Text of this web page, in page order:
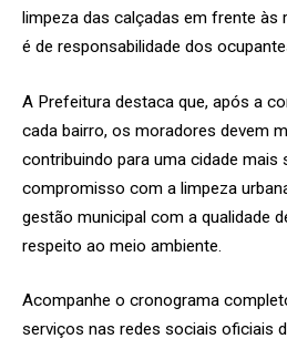
limpeza das calçadas em frente às
é de responsabilidade dos
A Prefeitura destaca que, após a
cada bairro, os moradores devem
contribuindo para uma cidade mais
compromisso com a limpeza
gestão municipal com a qualidade
respeito ao meio ambiente.
Acompanhe o cronograma
serviços nas redes sociais oficiais